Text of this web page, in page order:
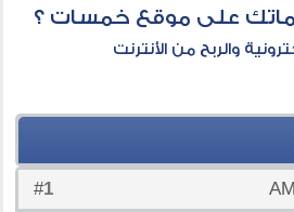
على موقع خمسات ؟
والربح من الأنترنت
#
1